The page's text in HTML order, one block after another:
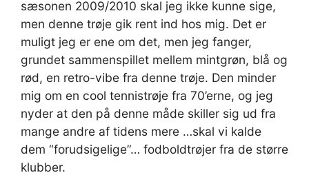
sæsonen 2009/2010 skal jeg ikke kunne sige,
men denne trøje gik rent ind hos mig. Det er
muligt jeg er ene om det, men jeg fanger,
grundet sammenspillet mellem mintgrøn, blå og
rød, en retro-vibe fra denne trøje. Den minder
mig om en cool tennistrøje fra 70’erne, og jeg
nyder at den på denne måde skiller sig ud fra
mange andre af tidens mere …skal vi kalde
dem “forudsigelige”… fodboldtrøjer fra de større
klubber.